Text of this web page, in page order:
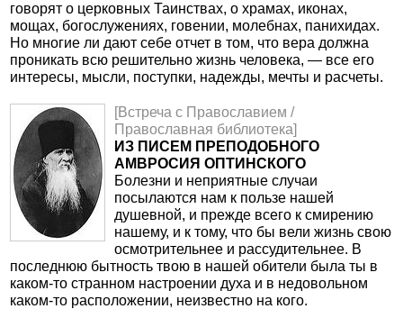
говорят о церковных Таинствах, о храмах, иконах,
мощах, богослужениях, говении, молебнах, панихидах.
Но многие ли дают себе отчет в том, что вера должна
проникать всю решительно жизнь человека, — все его
интересы, мысли, поступки, надежды, мечты и расчеты.
[Встреча с Православием /
Православная библиотека]
ИЗ ПИСЕМ ПРЕПОДОБНОГО
АМВРОСИЯ ОПТИНСКОГО
Болезни и неприятные случаи
посылаются нам к пользе нашей
душевной, и прежде всего к смирению
нашему, и к тому, что бы вели жизнь свою
осмотрительнее и рассудительнее. В
последнюю бытность твою в нашей обители была ты в
каком-то странном настроении духа и в недовольном
каком-то расположении, неизвестно на кого.